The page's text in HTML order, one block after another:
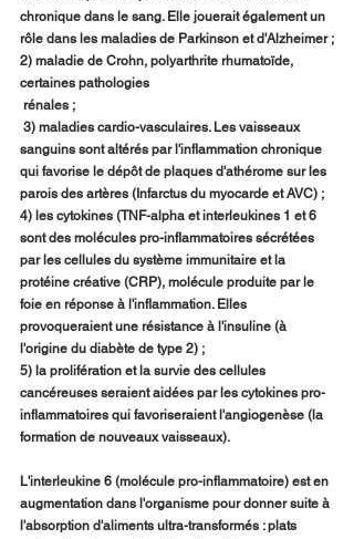
chronique dans le sang. Elle jouerait également un
rôle dans les maladies de Parkinson et d'Alzheimer ;
2) maladie de Crohn, polyarthrite rhumatoïde,
certaines pathologies
rénales ;
sanguins sont altérés par l'inflammation chronique
qui favorise le dépôt de plaques d'athérome sur les
parois des artères (Infarctus du myocarde et AVC) ;
4) les cytokines (TNF-alpha et interleukines 1 et 6
sont des molécules pro-inflammatoires sécrétées
par les cellules du système immunitaire et la
protéine créative (CRP), molécule produite par le
foie en réponse à l'inflammation. Elles
provoqueraient une résistance à l'insuline (à
l'origine du diabète de type 2) ;
5) la prolifération et la survie des cellules
cancéreuses seraient aidées par les cytokines pro-
inflammatoires qui favoriseraient l'angiogenèse (la
formation de nouveaux vaisseaux).
L'interleukine 6 (molécule pro-inflammatoire) est en
augmentation dans l'organisme pour donner suite à
l'absorption d'aliments ultra-transformés : plats